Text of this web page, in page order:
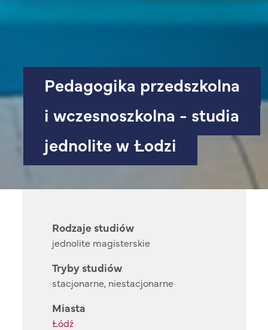
Pedagogika przedszkolna
i wczesnoszkolna - studia
jednolite w Łodzi
Rodzaje studiów
jednolite magisterskie
Tryby studiów
stacjonarne, niestacjonarne
Miasta
Łódź